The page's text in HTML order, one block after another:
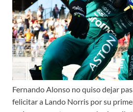
Fernando Alonso no quiso dejar
felicitar a Lando Norris por su